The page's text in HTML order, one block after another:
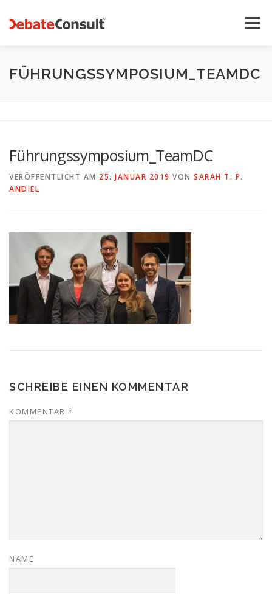
Inhalt
springen
Menü
UNSER ANGEBOT STREITKULTUR-BLOG
FÜHRUNGSSYMPOSIUM_TEAMDC
Führungssymposium_TeamDC
VERÖFFENTLICHT AM 25. JANUAR 2019 VON SARAH T. P.
ANDIEL
SCHREIBE EINEN KOMMENTAR
KOMMENTAR *
NAME